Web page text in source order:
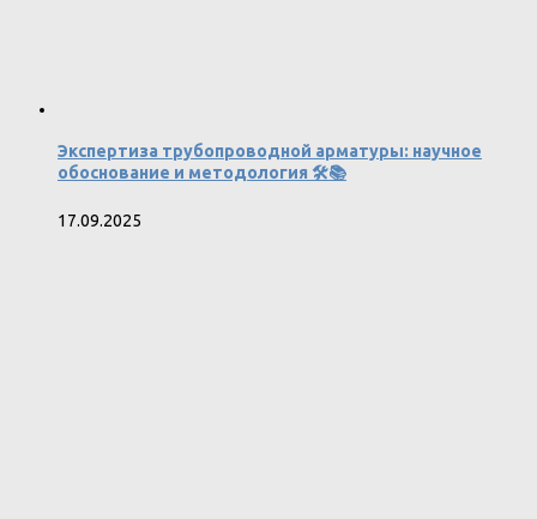
Экспертиза трубопроводной арматуры: научное
обоснование и методология 🛠️📚
17.09.2025